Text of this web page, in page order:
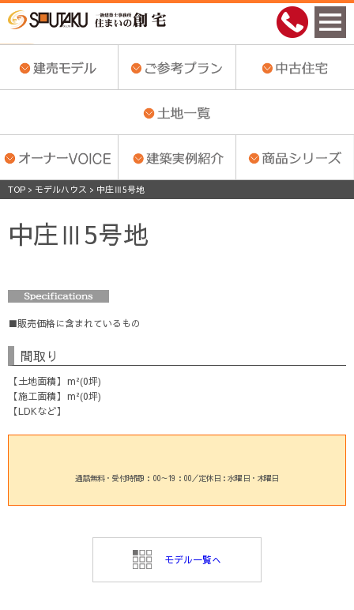
TOP > モデルハウス > 中庄Ⅲ5号地
中庄Ⅲ5号地
販売価格に含まれているもの
間取り
土地面積
m²(0坪)
施工面積
m²(0坪)
LDKなど
通話無料・受付時間9：00～19：00／定休日：水曜日・木曜日
モデル一覧へ